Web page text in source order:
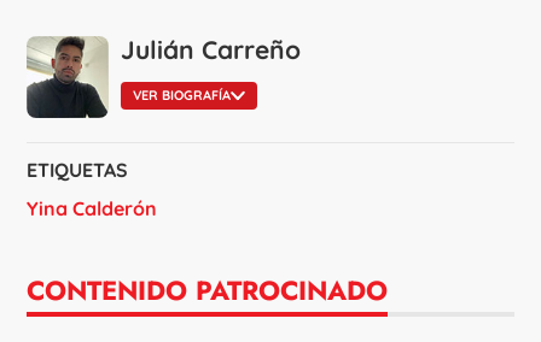
Julián Carreño
VER BIOGRAFÍA
ETIQUETAS
Yina Calderón
CONTENIDO PATROCINADO